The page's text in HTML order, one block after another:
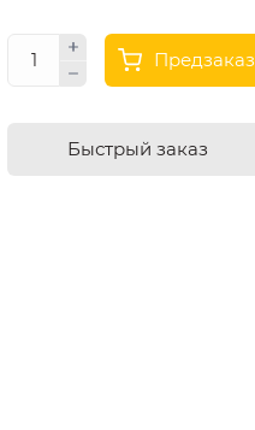
Предзаказ
Быстрый заказ